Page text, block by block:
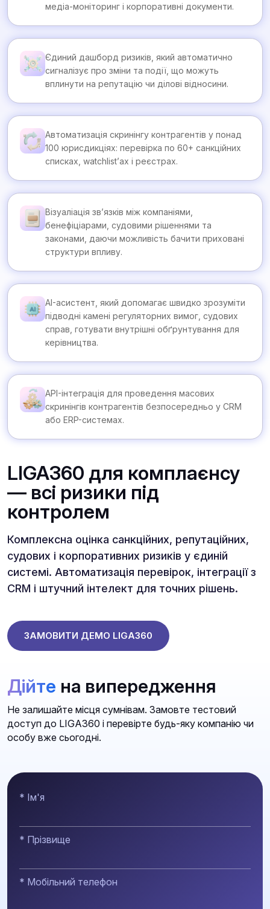
медіа-моніторинг і корпоративні документи.
Єдиний дашборд ризиків, який автоматично
сигналізує про зміни та події, що можуть
вплинути на репутацію чи ділові відносини.
Автоматизація скринінгу контрагентів у понад
100 юрисдикціях: перевірка по 60+ санкційних
списках, watchlist’ах і реєстрах.
Візуаліація зв’язків між компаніями,
бенефіціарами, судовими рішеннями та
законами, даючи можливість бачити приховані
структури впливу.
AI-асистент, який допомагає швидко зрозуміти
підводні камені регуляторних вимог, судових
справ, готувати внутрішні обґрунтування для
керівництва.
API-інтеграція для проведення масових
скринінгів контрагентів безпосередньо у CRM
або ERP-системах.
LIGA360 для комплаєнсу
— всі ризики під
контролем
Комплексна оцінка санкційних, репутаційних,
судових і корпоративних ризиків у єдиній
системі. Автоматизація перевірок, інтеграції з
CRM і штучний інтелект для точних рішень.
ЗАМОВИТИ ДЕМО LIGA360
Дійте на випередження
Не залишайте місця сумнівам. Замовте тестовий
доступ до LIGA360 і перевірте будь-яку компанію чи
особу вже сьогодні.
* Ім'я
* Прізвище
* Мобільний телефон